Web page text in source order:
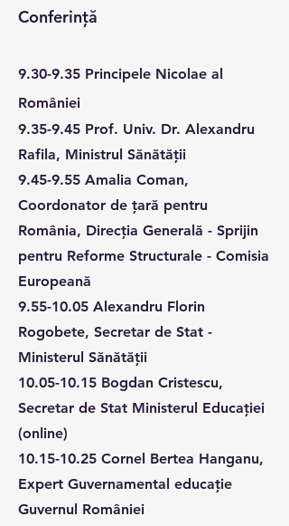
Conferință
9.30-9.35 Principele Nicolae al
României
9.35-9.45 Prof. Univ. Dr. Alexandru
Rafila, Ministrul Sănătății
9.45-9.55 Amalia Coman,
Coordonator de țară pentru
România, Direcția Generală - Sprijin
pentru Reforme Structurale - Comisia
Europeană
9.55-10.05 Alexandru Florin
Rogobete, Secretar de Stat -
Ministerul Sănătății
10.05-10.15 Bogdan Cristescu,
Secretar de Stat Ministerul Educației
(online)
10.15-10.25 Cornel Bertea Hanganu,
Expert Guvernamental educație
Guvernul României